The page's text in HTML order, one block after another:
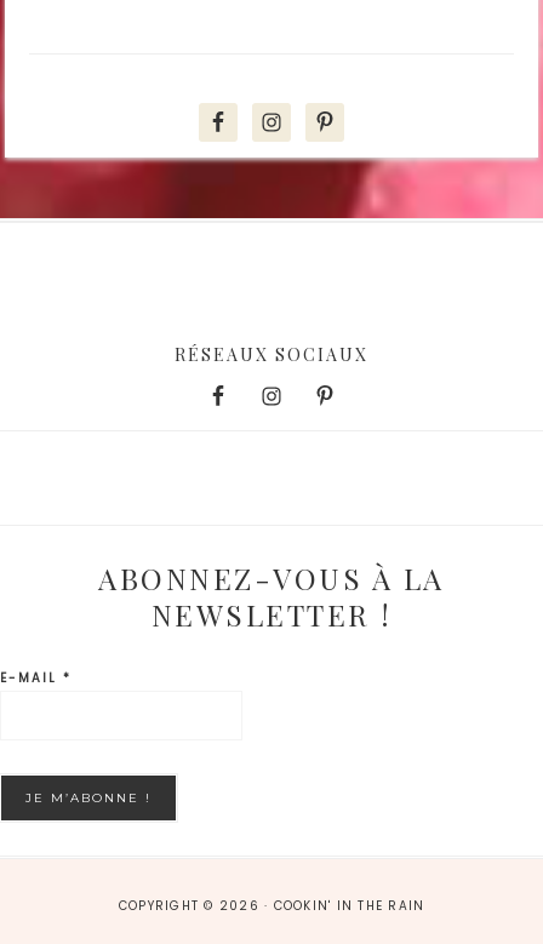
RÉSEAUX SOCIAUX
ABONNEZ-VOUS À LA
NEWSLETTER !
E-MAIL *
COPYRIGHT © 2026 · COOKIN' IN THE RAIN